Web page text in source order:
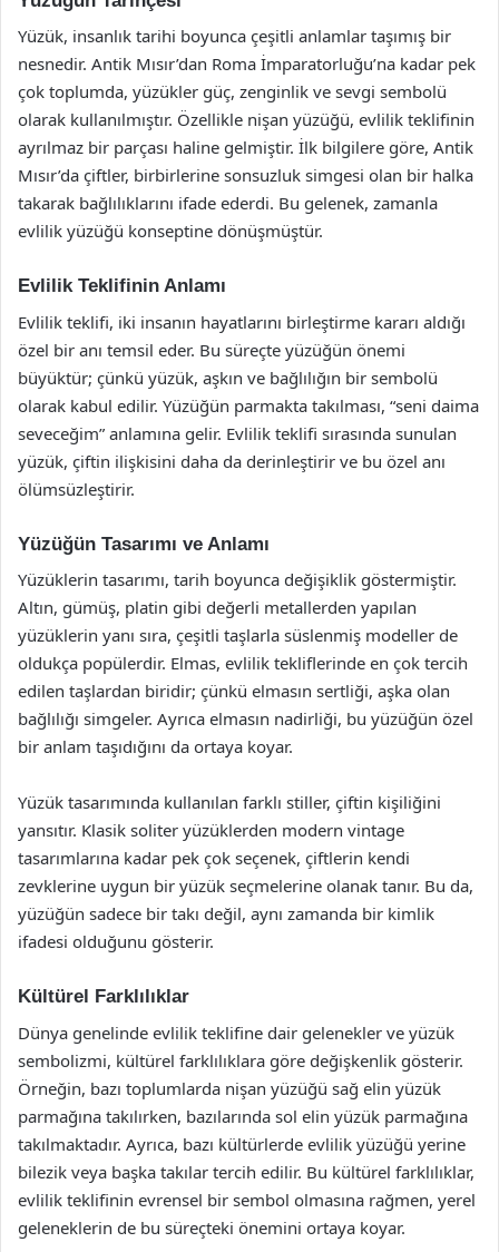
Yüzük, insanlık tarihi boyunca çeşitli anlamlar taşımış bir
nesnedir. Antik Mısır’dan Roma İmparatorluğu’na kadar pek
çok toplumda, yüzükler güç, zenginlik ve sevgi sembolü
olarak kullanılmıştır. Özellikle nişan yüzüğü, evlilik teklifinin
ayrılmaz bir parçası haline gelmiştir. İlk bilgilere göre, Antik
Mısır’da çiftler, birbirlerine sonsuzluk simgesi olan bir halka
takarak bağlılıklarını ifade ederdi. Bu gelenek, zamanla
evlilik yüzüğü konseptine dönüşmüştür.
Evlilik Teklifinin Anlamı
Evlilik teklifi, iki insanın hayatlarını birleştirme kararı aldığı
özel bir anı temsil eder. Bu süreçte yüzüğün önemi
büyüktür; çünkü yüzük, aşkın ve bağlılığın bir sembolü
olarak kabul edilir. Yüzüğün parmakta takılması, “seni daima
seveceğim” anlamına gelir. Evlilik teklifi sırasında sunulan
yüzük, çiftin ilişkisini daha da derinleştirir ve bu özel anı
ölümsüzleştirir.
Yüzüğün Tasarımı ve Anlamı
Yüzüklerin tasarımı, tarih boyunca değişiklik göstermiştir.
Altın, gümüş, platin gibi değerli metallerden yapılan
yüzüklerin yanı sıra, çeşitli taşlarla süslenmiş modeller de
oldukça popülerdir. Elmas, evlilik tekliflerinde en çok tercih
edilen taşlardan biridir; çünkü elmasın sertliği, aşka olan
bağlılığı simgeler. Ayrıca elmasın nadirliği, bu yüzüğün özel
bir anlam taşıdığını da ortaya koyar.
Yüzük tasarımında kullanılan farklı stiller, çiftin kişiliğini
yansıtır. Klasik soliter yüzüklerden modern vintage
tasarımlarına kadar pek çok seçenek, çiftlerin kendi
zevklerine uygun bir yüzük seçmelerine olanak tanır. Bu da,
yüzüğün sadece bir takı değil, aynı zamanda bir kimlik
ifadesi olduğunu gösterir.
Kültürel Farklılıklar
Dünya genelinde evlilik teklifine dair gelenekler ve yüzük
sembolizmi, kültürel farklılıklara göre değişkenlik gösterir.
Örneğin, bazı toplumlarda nişan yüzüğü sağ elin yüzük
parmağına takılırken, bazılarında sol elin yüzük parmağına
takılmaktadır. Ayrıca, bazı kültürlerde evlilik yüzüğü yerine
bilezik veya başka takılar tercih edilir. Bu kültürel farklılıklar,
evlilik teklifinin evrensel bir sembol olmasına rağmen, yerel
geleneklerin de bu süreçteki önemini ortaya koyar.